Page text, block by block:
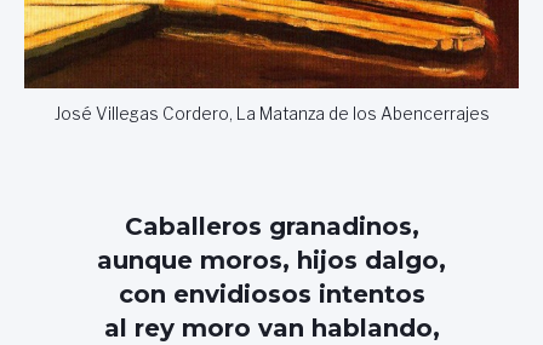
José Villegas Cordero, La Matanza de los Abencerrajes
Caballeros granadinos,
aunque moros, hijos dalgo,
con envidiosos intentos
al rey moro van hablando,